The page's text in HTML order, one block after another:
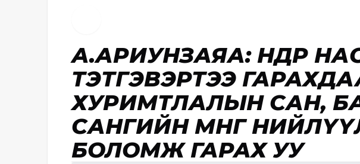
А.АРИУНЗАЯА: ӨНДӨР
ТЭТГЭВЭРТЭЭ
ХУРИМТЛАЛЫН САН,
САНГИЙН МӨНГӨӨ
БОЛОМЖ ГАРАХ УУ